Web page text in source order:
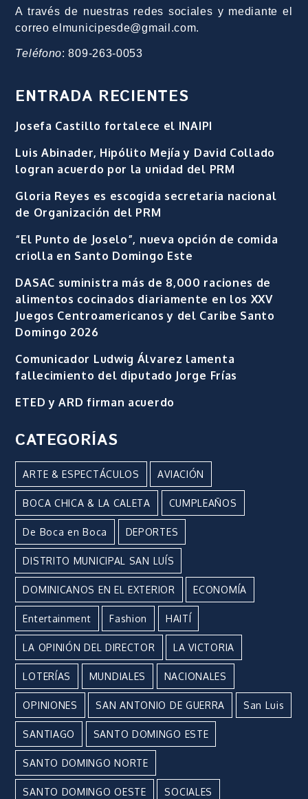
A través de nuestras redes sociales y mediante el
correo elmunicipesde@gmail.com.
Teléfono: 809-263-0053
ENTRADA RECIENTES
Josefa Castillo fortalece el INAIPI
Luis Abinader, Hipólito Mejía y David Collado
logran acuerdo por la unidad del PRM
Gloria Reyes es escogida secretaria nacional
de Organización del PRM
“El Punto de Joselo”, nueva opción de comida
criolla en Santo Domingo Este
DASAC suministra más de 8,000 raciones de
alimentos cocinados diariamente en los XXV
Juegos Centroamericanos y del Caribe Santo
Domingo 2026
Comunicador Ludwig Álvarez lamenta
fallecimiento del diputado Jorge Frías
ETED y ARD firman acuerdo
CATEGORÍAS
ARTE & ESPECTÁCULOS AVIACIÓN
BOCA CHICA & LA CALETA CUMPLEAÑOS
De Boca en Boca DEPORTES
DISTRITO MUNICIPAL SAN LUÍS
DOMINICANOS EN EL EXTERIOR ECONOMÍA
Entertainment Fashion HAITÍ
LA OPINIÓN DEL DIRECTOR LA VICTORIA
LOTERÍAS MUNDIALES NACIONALES
OPINIONES SAN ANTONIO DE GUERRA San Luis
SANTIAGO SANTO DOMINGO ESTE
SANTO DOMINGO NORTE
SANTO DOMINGO OESTE SOCIALES